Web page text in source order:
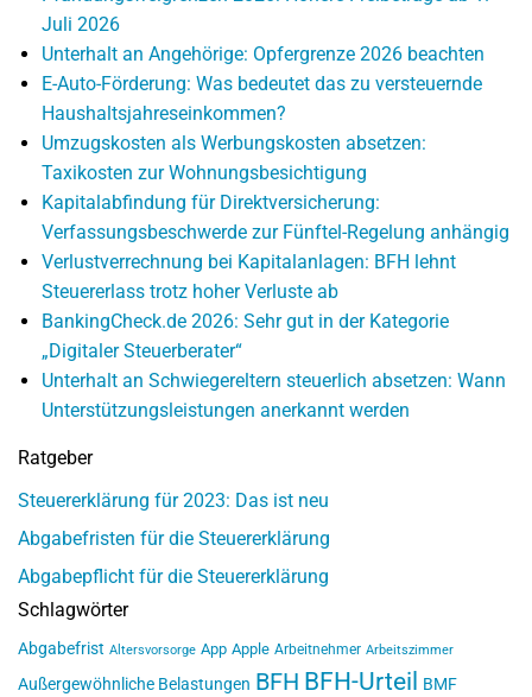
Juli 2026
Unterhalt an Angehörige: Opfergrenze 2026 beachten
E-Auto-Förderung: Was bedeutet das zu versteuernde
Haushaltsjahreseinkommen?
Umzugskosten als Werbungskosten absetzen:
Taxikosten zur Wohnungsbesichtigung
Kapitalabfindung für Direktversicherung:
Verfassungsbeschwerde zur Fünftel-Regelung anhängig
Verlustverrechnung bei Kapitalanlagen: BFH lehnt
Steuererlass trotz hoher Verluste ab
BankingCheck.de 2026: Sehr gut in der Kategorie
„Digitaler Steuerberater“
Unterhalt an Schwiegereltern steuerlich absetzen: Wann
Unterstützungsleistungen anerkannt werden
Ratgeber
Steuererklärung für 2023: Das ist neu
Abgabefristen für die Steuererklärung
Abgabepflicht für die Steuererklärung
Schlagwörter
Abgabefrist Altersvorsorge App Apple Arbeitnehmer Arbeitszimmer
Außergewöhnliche Belastungen BFH BFH-Urteil BMF